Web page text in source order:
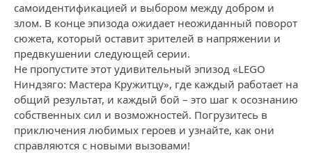
самоидентификацией и выбором между добром и
злом. В конце эпизода ожидает неожиданный поворот
сюжета, который оставит зрителей в напряжении и
предвкушении следующей серии.
Не пропустите этот удивительный эпизод «LEGO
Ниндзяго: Мастера Кружитцу», где каждый работает на
общий результат, и каждый бой – это шаг к осознанию
собственных сил и возможностей. Погрузитесь в
приключения любимых героев и узнайте, как они
справляются с новыми вызовами!